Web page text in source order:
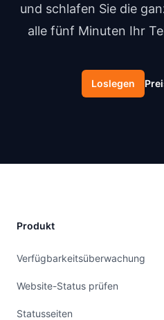
und schlafen Sie die
alle fünf Minuten Ihr
Loslegen
Produkt
Verfügbarkeitsüberwachung
Website-Status prüfen
Statusseiten